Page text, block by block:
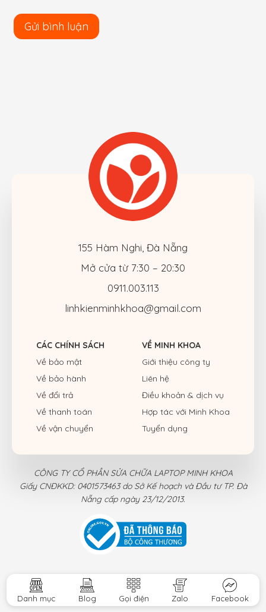
CÁC CHÍNH SÁCH
Về bảo mật
Về bảo hành
Về đổi trả
Về thanh toán
Về vận chuyển
155 Hàm Nghi, Đà Nẵng
Mở cửa từ 7:30 – 20:30
0911.003.113
linhkienminhkhoa@gmail.com
VỀ MINH KHOA
Giới thiệu công ty
Liên hệ
Điều khoản & dịch vụ
Hợp tác với Minh Khoa
Tuyển dụng
CÔNG TY CỔ PHẦN SỬA CHỮA LAPTOP MINH KHOA
Giấy CNĐKKD: 0401573463 do Sở Kế hoạch và Đầu tư TP. Đà
Nẵng cấp ngày 23/12/2013.
Danh mục Blog Gọi điện Zalo Facebook